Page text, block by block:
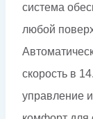
система
любой
скорость в
управление